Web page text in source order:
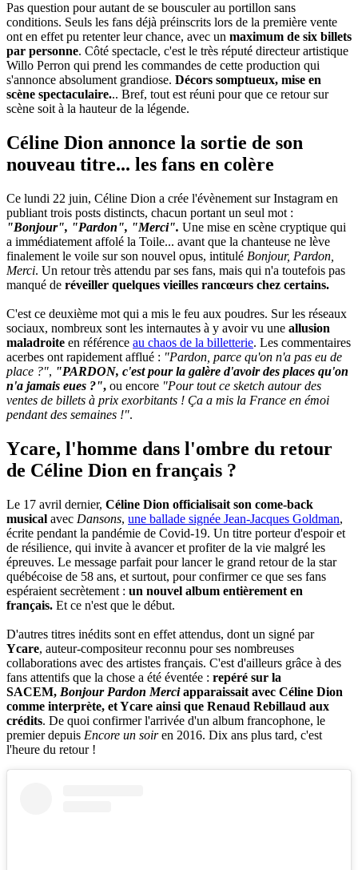
Pas question pour autant de se bousculer au portillon sans
conditions. Seuls les fans déjà préinscrits lors de la première vente
ont en effet pu retenter leur chance, avec un maximum de six billets
par personne. Côté spectacle, c'est le très réputé directeur artistique
Willo Perron qui prend les commandes de cette production qui
s'annonce absolument grandiose. Décors somptueux, mise en
scène spectaculaire... Bref, tout est réuni pour que ce retour sur
scène soit à la hauteur de la légende.
Céline Dion annonce la sortie de son
nouveau titre... les fans en colère
Ce lundi 22 juin, Céline Dion a crée l'évènement sur Instagram en
publiant trois posts distincts, chacun portant un seul mot :
"Bonjour", "Pardon", "Merci". Une mise en scène cryptique qui
a immédiatement affolé la Toile... avant que la chanteuse ne lève
finalement le voile sur son nouvel opus, intitulé Bonjour, Pardon,
Merci. Un retour très attendu par ses fans, mais qui n'a toutefois pas
manqué de réveiller quelques vieilles rancœurs chez certains.
C'est ce deuxième mot qui a mis le feu aux poudres. Sur les réseaux
sociaux, nombreux sont les internautes à y avoir vu une allusion
maladroite en référence au chaos de la billetterie. Les commentaires
acerbes ont rapidement afflué : "Pardon, parce qu'on n'a pas eu de
place ?", "PARDON, c'est pour la galère d'avoir des places qu'on
n'a jamais eues ?", ou encore "Pour tout ce sketch autour des
ventes de billets à prix exorbitants ! Ça a mis la France en émoi
pendant des semaines !".
Ycare, l'homme dans l'ombre du retour
de Céline Dion en français ?
Le 17 avril dernier, Céline Dion officialisait son come-back
musical avec Dansons, une ballade signée Jean-Jacques Goldman,
écrite pendant la pandémie de Covid-19. Un titre porteur d'espoir et
de résilience, qui invite à avancer et profiter de la vie malgré les
épreuves. Le message parfait pour lancer le grand retour de la star
québécoise de 58 ans, et surtout, pour confirmer ce que ses fans
espéraient secrètement : un nouvel album entièrement en
français. Et ce n'est que le début.
D'autres titres inédits sont en effet attendus, dont un signé par
Ycare, auteur-compositeur reconnu pour ses nombreuses
collaborations avec des artistes français. C'est d'ailleurs grâce à des
fans attentifs que la chose a été éventée : repéré sur la
SACEM, Bonjour Pardon Merciapparaissait avec Céline Dion
comme interprète, et Ycare ainsi que Renaud Rebillaud aux
crédits. De quoi confirmer l'arrivée d'un album francophone, le
premier depuis Encore un soiren 2016. Dix ans plus tard, c'est
l'heure du retour !